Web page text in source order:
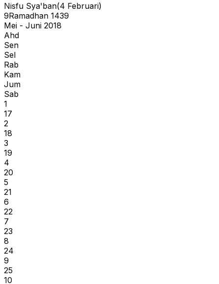
Nisfu Sya'ban(4 Februari)
9Ramadhan 1439
Mei - Juni 2018
Ahd
Sen
Sel
Rab
Kam
Jum
Sab
1
17
2
18
3
19
4
20
5
21
6
22
7
23
8
24
9
25
10